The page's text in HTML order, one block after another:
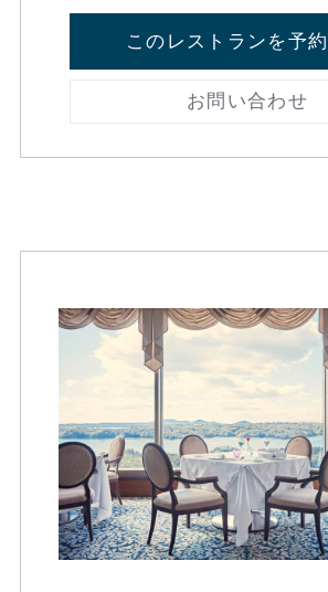
このレストランを予
お問い合わせ